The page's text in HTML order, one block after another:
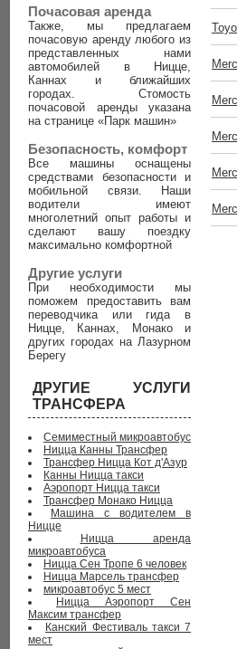
Почасовая аренда
Также, мы предлагаем
почасовую аренду любого из
представленных нами
автомобилей в Ницце,
Каннах и ближайших
городах. Стомость
почасовой аренды указана
на странице «Парк машин»
Безопасность, комфорт
Все машины оснащены
средствами безопасности и
мобильной связи. Наши
водители имеют
многолетний опыт работы и
сделают вашу поездку
максимально комфортной
Другие услуги
При необходимости мы
поможем предоставить вам
переводчика или гида в
Ницце, Каннах, Монако и
других городах на Лазурном
Берегу
ДРУГИЕ УСЛУГИ
ТРАНСФЕРА
Семиместный микроавтобус
Ницца Канны Трансфер
Трансфер Ницца Кот д'Азур
Канны Ницца такси
Аэропорт Ницца такси
Трансфер Монако Ницца
Машина с водителем в
Ницце
Ницца аренда
микроавтобуса
Ницца Сен Тропе 6 человек
Ницца Марсель трансфер
микроавтобус 5 мест
Ницца Аэропорт Сен
Максим трансфер
Канский Фестиваль такси 7
мест